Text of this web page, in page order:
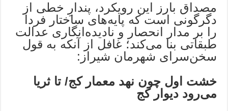
مصداق بارز این رویکرد، پندارِ خطی از
دگرگونی است که پایه‌های ساختار فردا
را بر مدار انحصار و نادیده‌انگاری عدالت
طبقاتی بنا می‌کند؛ غافل از آنکه به قول
سخن‌سرای شهرمان شیراز:
خشت اول چون نهد معمار کج/ تا ثریا
می‌رود دیوار کج